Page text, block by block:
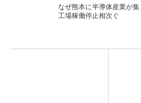
なぜ熊本に半導体産業が
工場稼働停止相次ぐ